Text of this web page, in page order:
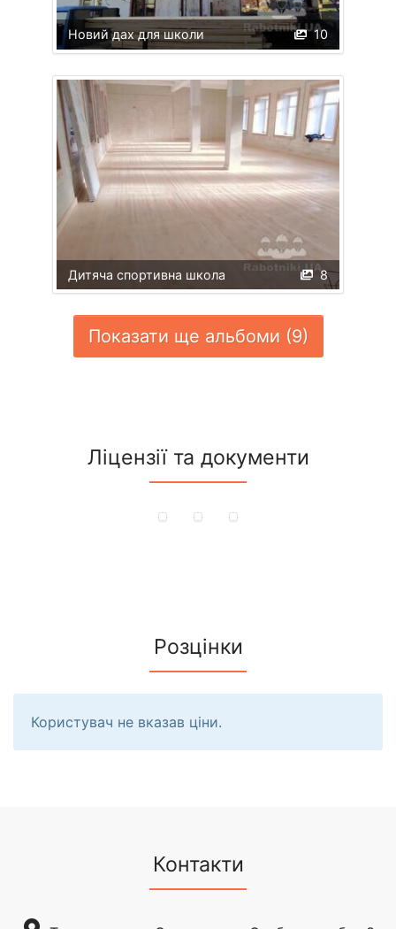
10
Новий дах для школи
8
Дитяча спортивна школа
Показати ще альбоми (9)
Ліцензії та документи
Розцінки
Користувач не вказав ціни.
Контакти